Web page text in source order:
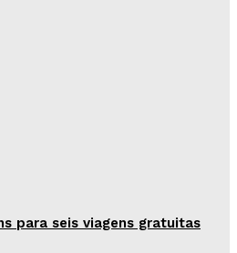
para seis viagens gratuitas